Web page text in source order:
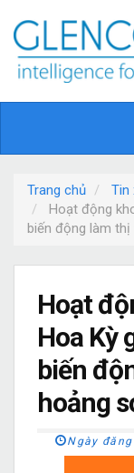
Trang chủ
Tin
Hoạt động
biến động làm
Hoạt
Hoa Kỳ
biến
hoảng
Ngày